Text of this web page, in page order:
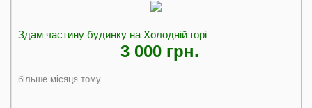
Здам частину будинку на Холодній горі
3 000 грн.
більше місяця тому